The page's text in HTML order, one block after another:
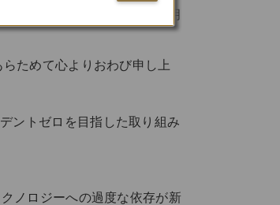
2026年3月
ためて心よりおわび申し上
ントゼロを目指した取り組み
ノロジーへの過度な依存が新